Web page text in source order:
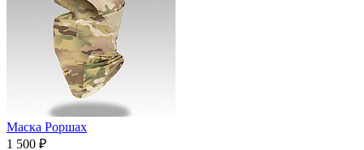
Маска Роршах
1 500 ₽